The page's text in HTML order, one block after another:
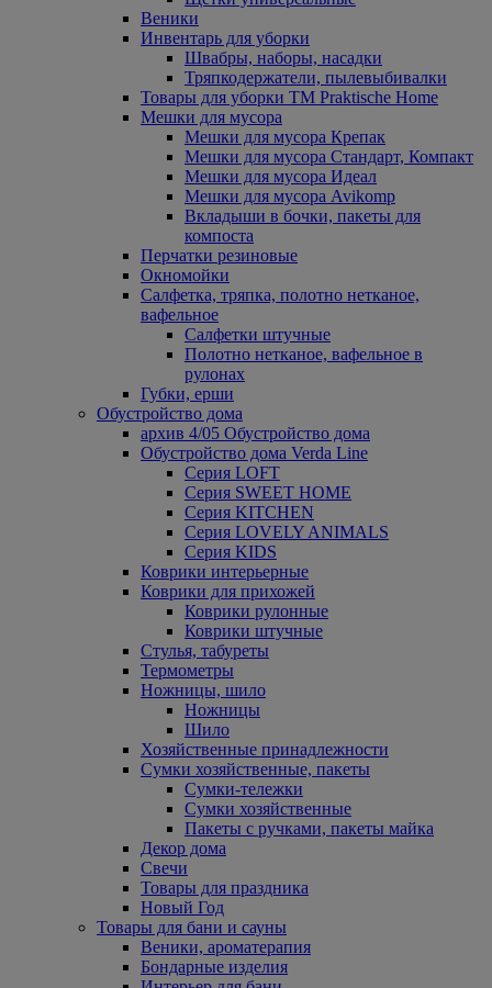
Веники
Инвентарь для уборки
Швабры, наборы, насадки
Тряпкодержатели, пылевыбивалки
Товары для уборки ТМ Praktische Home
Мешки для мусора
Мешки для мусора Крепак
Мешки для мусора Стандарт, Компакт
Мешки для мусора Идеал
Мешки для мусора Avikomp
Вкладыши в бочки, пакеты для
компоста
Перчатки резиновые
Окномойки
Салфетка, тряпка, полотно нетканое,
вафельное
Салфетки штучные
Полотно нетканое, вафельное в
рулонах
Губки, ерши
Обустройство дома
архив 4/05 Обустройство дома
Обустройство дома Verda Line
Серия LOFT
Серия SWEET HOME
Серия KITCHEN
Серия LOVELY ANIMALS
Серия KIDS
Коврики интерьерные
Коврики для прихожей
Коврики рулонные
Коврики штучные
Стулья, табуреты
Термометры
Ножницы, шило
Ножницы
Шило
Хозяйственные принадлежности
Сумки хозяйственные, пакеты
Сумки-тележки
Сумки хозяйственные
Пакеты с ручками, пакеты майка
Декор дома
Свечи
Товары для праздника
Новый Год
Товары для бани и сауны
Веники, ароматерапия
Бондарные изделия